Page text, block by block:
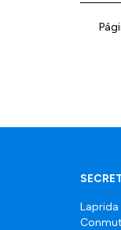
Laprida